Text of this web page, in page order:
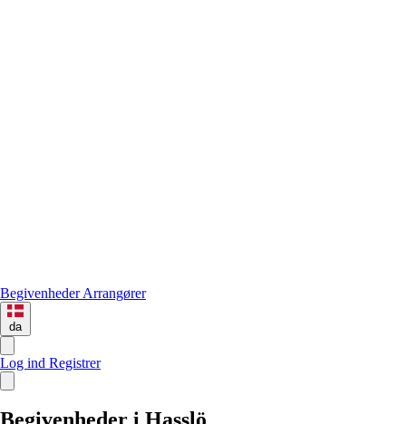
BegivenhederArrangører
da
Log ind Registrer